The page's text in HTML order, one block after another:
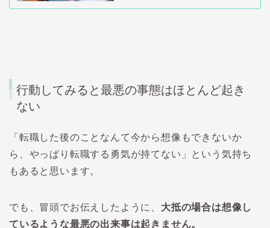
行動してみると最悪の事態はほとんど起き
ない
「転職した後のことなんて今から想像もできないか
ら、やっぱり転職する勇気が持てない」という気持ち
もあると思います。
でも、冒頭でお伝えしたように、 大抵の場合は想像し
ているような最悪の出来事は起きません。